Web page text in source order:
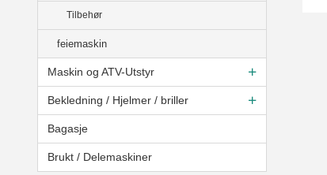
Tilbehør
feiemaskin
Maskin og ATV-Utstyr
Bekledning / Hjelmer / briller
Bagasje
Brukt / Delemaskiner